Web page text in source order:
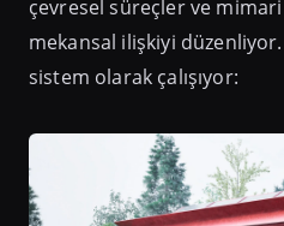
çevresel süreçler ve
mekansal ilişkiyi düzenliyor.
sistem olarak çalışıyor: